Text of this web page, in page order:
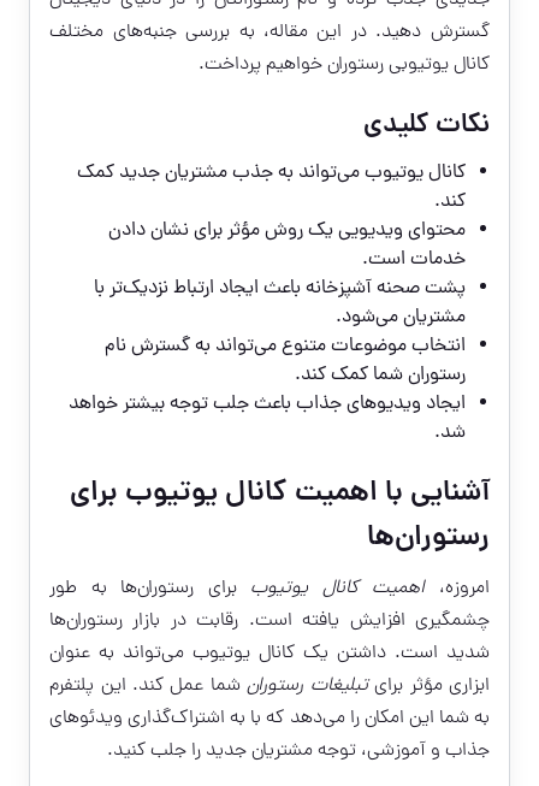
گسترش دهید. در این مقاله، به بررسی جنبه‌های مختلف
کانال یوتیوبی رستوران خواهیم پرداخت.
نکات کلیدی
کانال یوتیوب می‌تواند به جذب مشتریان جدید کمک
کند.
محتوای ویدیویی یک روش مؤثر برای نشان دادن
خدمات است.
پشت صحنه آشپزخانه باعث ایجاد ارتباط نزدیک‌تر با
مشتریان می‌شود.
انتخاب موضوعات متنوع می‌تواند به گسترش نام
رستوران شما کمک کند.
ایجاد ویدیوهای جذاب باعث جلب توجه بیشتر خواهد
شد.
آشنایی با اهمیت کانال یوتیوب برای
رستوران‌ها
امروزه،اهمیت کانال یوتیوب برای رستوران‌ها به طور
چشمگیری افزایش یافته است. رقابت در بازار رستوران‌ها
شدید است. داشتن یک کانال یوتیوب می‌تواند به عنوان
ابزاری مؤثر برایتبلیغات رستورانشما عمل کند. این پلتفرم
به شما این امکان را می‌دهد که با به اشتراک‌گذاری ویدئوهای
جذاب و آموزشی، توجه مشتریان جدید را جلب کنید.